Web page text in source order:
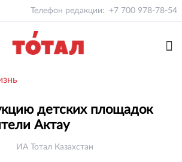
Телефон редакции: +7 700 978-78-54
детских площадок
Актау
ИА Тотал Казахстан